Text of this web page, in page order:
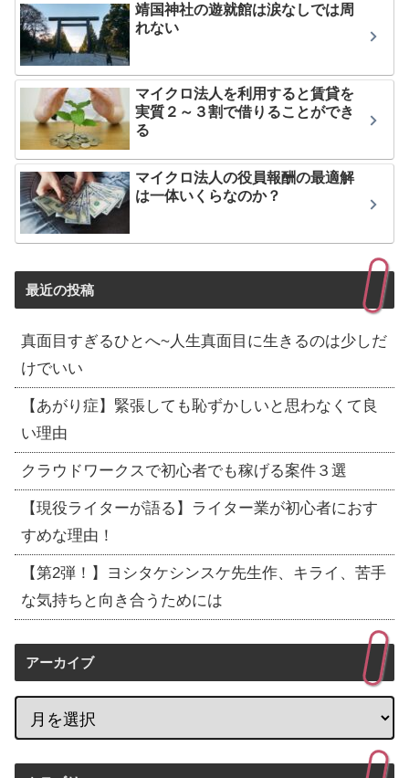
靖国神社の遊就館は涙なしでは周
れない
マイクロ法人を利用すると賃貸を
実質２～３割で借りることができ
る
マイクロ法人の役員報酬の最適解
は一体いくらなのか？
最近の投稿
真面目すぎるひとへ~人生真面目に生きるのは少しだ
けでいい
【あがり症】緊張しても恥ずかしいと思わなくて良
い理由
クラウドワークスで初心者でも稼げる案件３選
【現役ライターが語る】ライター業が初心者におす
すめな理由！
【第2弾！】ヨシタケシンスケ先生作、キライ、苦手
な気持ちと向き合うためには
アーカイブ